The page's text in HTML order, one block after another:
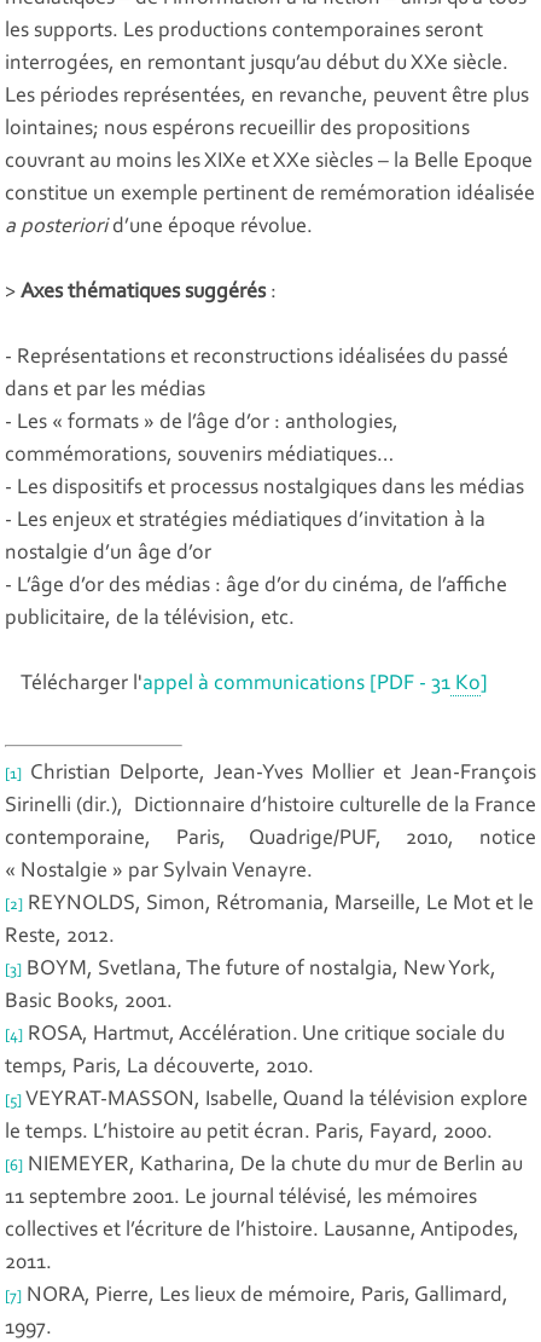
les supports. Les productions contemporaines seront
interrogées, en remontant jusqu’au début du XXe siècle.
Les périodes représentées, en revanche, peuvent être plus
lointaines; nous espérons recueillir des propositions
couvrant au moins les XIXe et XXe siècles – la Belle Epoque
constitue un exemple pertinent de remémoration idéalisée
a posteriorid’une époque révolue.
>Axes thématiques suggérés:
- Représentations et reconstructions idéalisées du passé
dans et par les médias
- Les « formats » de l’âge d’or : anthologies,
commémorations, souvenirs médiatiques…
- Les dispositifs et processus nostalgiques dans les médias
- Les enjeux et stratégies médiatiques d’invitation à la
nostalgie d’un âge d’or
- L’âge d’or des médias : âge d’or du cinéma, de l’affiche
publicitaire, de la télévision, etc.
Télécharger l'appel à communications [PDF - 31 Ko]
[1]
Christian Delporte, Jean-Yves Mollier et Jean-François
Sirinelli (dir.),
Dictionnaire d’histoire culturelle de la France
contemporaine, Paris, Quadrige/PUF, 2010, notice
« Nostalgie » par Sylvain Venayre.
[2] REYNOLDS, Simon, Rétromania, Marseille, Le Mot et le
Reste, 2012.
[3] BOYM, Svetlana,The future of nostalgia, New York,
Basic Books, 2001.
[4] ROSA, Hartmut,Accélération. Une critique sociale du
temps, Paris, La découverte, 2010.
[5] VEYRAT-MASSON, Isabelle, Quand la télévision explore
le temps. L’histoire au petit écran. Paris, Fayard, 2000.
[6] NIEMEYER, Katharina, De la chute du mur de Berlin au
11 septembre 2001. Le journal télévisé, les mémoires
collectives et l’écriture de l’histoire. Lausanne, Antipodes,
2011.
[7] NORA, Pierre, Les lieux de mémoire, Paris, Gallimard,
1997.